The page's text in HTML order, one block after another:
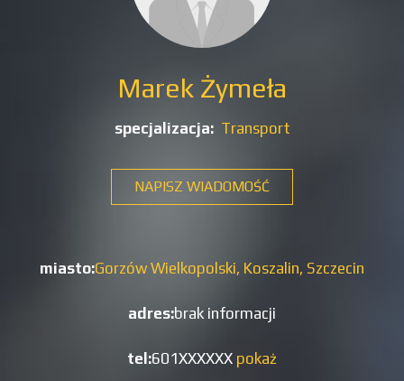
Marek Żymeła
specjalizacja: Transport
NAPISZ WIADOMOŚĆ
miasto:Gorzów Wielkopolski, Koszalin, Szczecin
adres:brak informacji
tel:601XXXXXX pokaż